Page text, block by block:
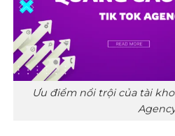
Ưu điểm nổi trội của tài